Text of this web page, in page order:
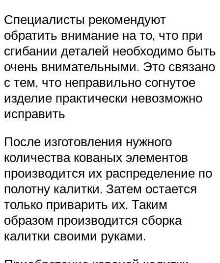
Специалисты рекомендуют
обратить внимание на то, что при
сгибании деталей необходимо быть
очень внимательными. Это связано
с тем, что неправильно согнутое
изделие практически невозможно
исправить
После изготовления нужного
количества кованых элементов
производится их распределение по
полотну калитки. Затем остается
только приварить их. Таким
образом производится сборка
калитки своими руками.